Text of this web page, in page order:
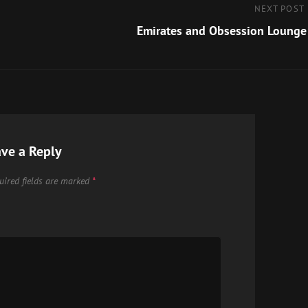
NEXT POST
Emirates and Obsession
a Reply
fields are marked *